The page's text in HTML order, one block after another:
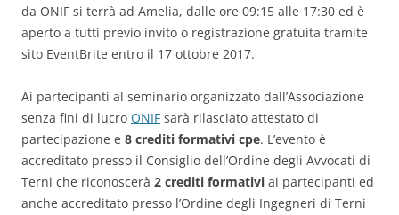
da ONIF si terrà ad Amelia, dalle ore 09:15 alle 17:30 ed è
aperto a tutti previo invito o registrazione gratuita tramite
sito EventBrite entro il 17 ottobre 2017.
Ai partecipanti al seminario organizzato dall’Associazione
senza fini di lucro ONIF sarà rilasciato attestato di
partecipazione e 8 crediti formativi cpe. L’evento è
accreditato presso il Consiglio dell’Ordine degli Avvocati di
Terni che riconoscerà 2 crediti formativi ai partecipanti ed
anche accreditato presso l’Ordine degli Ingegneri di Terni